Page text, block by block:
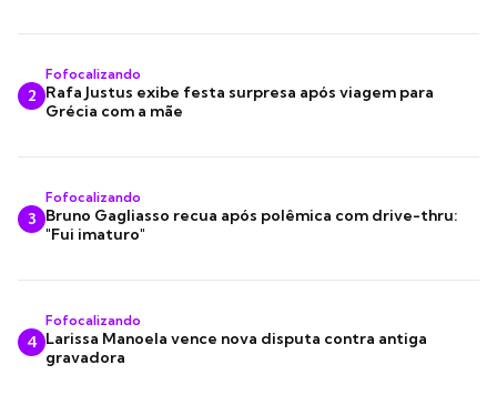
2
Fofocalizando
Rafa Justus exibe festa surpresa após viagem para
Grécia com a mãe
3
Fofocalizando
Bruno Gagliasso recua após polêmica com drive-thru:
"Fui imaturo"
4
Fofocalizando
Larissa Manoela vence nova disputa contra antiga
gravadora